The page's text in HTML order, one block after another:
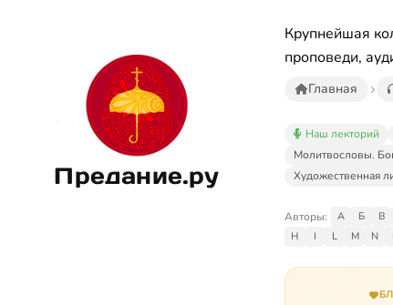
Предание.ру
Крупнейшая
проповеди,
Главная
Наш лекторий
Молитвословы.
Художественная
Авторы: А Б В
H
I L M N